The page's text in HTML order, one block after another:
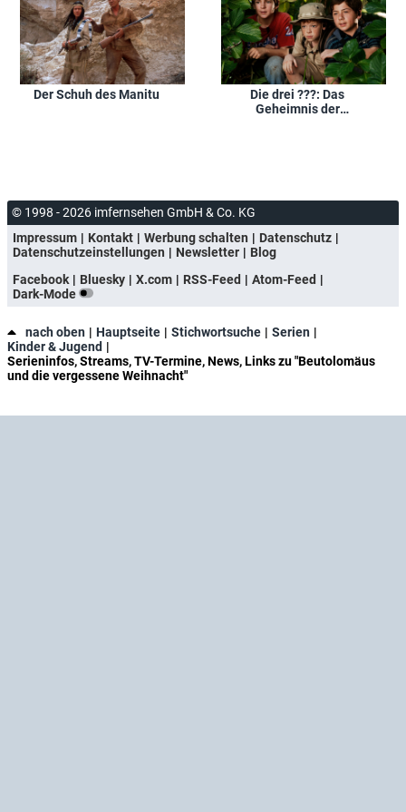
Der Schuh des Manitu
Die drei ???: Das
Geheimnis der
© 1998 - 2026 imfernsehen GmbH & Co. KG
Impressum
Kontakt Werbung schalten
Datenschutz
Datenschutzeinstellungen
Newsletter
Blog
Facebook
Bluesky X.com RSS-Feed
Atom-Feed
Dark-Mode
nach oben Hauptseite Stichwortsuche
Serien
Kinder & Jugend
Serieninfos, Streams, TV-Termine, News, Links zu "Beutolomäus
und die vergessene Weihnacht"